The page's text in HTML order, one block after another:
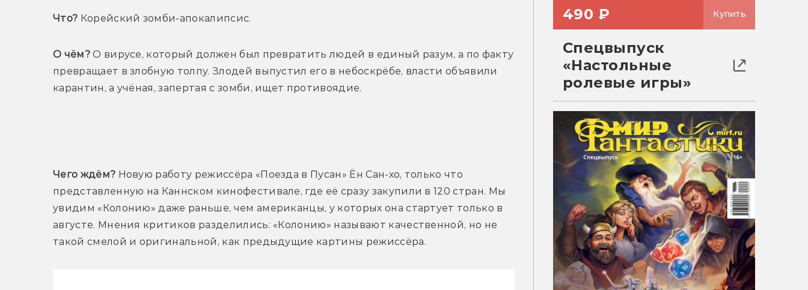
Что? Корейский зомби-апокалипсис.
О чём? О вирусе, который должен был превратить людей в единый разум, а по факту
превращает в злобную толпу. Злодей выпустил его в небоскрёбе, власти объявили
карантин, а учёная, запертая с зомби, ищет противоядие.
Чего ждём? Новую работу режиссёра «Поезда в Пусан» Ён Сан-хо, только что
представленную на Каннском кинофестивале, где её сразу закупили в 120 стран. Мы
увидим «Колонию» даже раньше, чем американцы, у которых она стартует только в
августе. Мнения критиков разделились: «Колонию» называют качественной, но не
такой смелой и оригинальной, как предыдущие картины режиссёра.
490 ₽ Купить
Спецвыпуск
«Настольные
ролевые игры»